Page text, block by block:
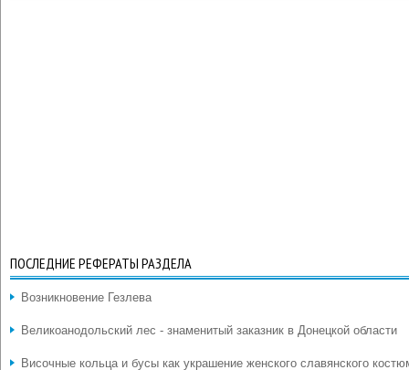
ПОСЛЕДНИЕ РЕФЕРАТЫ РАЗДЕЛА
Возникновение Гезлева
Великоанодольский лес - знаменитый заказник в Донецкой области
Височные кольца и бусы как украшение женского славянского